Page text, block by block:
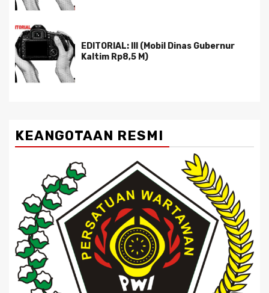
EDITORIAL: III (Mobil Dinas Gubernur
Kaltim Rp8,5 M)
KEANGOTAAN RESMI